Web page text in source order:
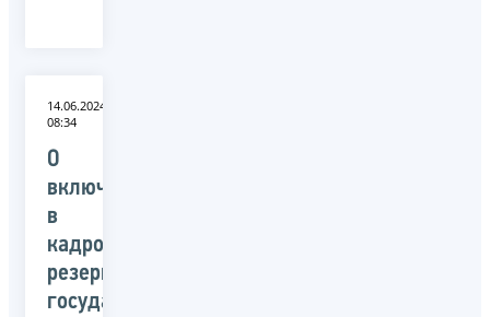
14.06.2024
08:34
О
включении
в
кадровый
резерв
государственной